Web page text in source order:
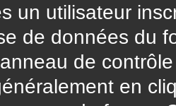
un utilisateur
de données du
de
en